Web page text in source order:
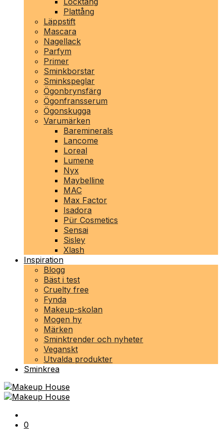
Plattång
Läppstift
Mascara
Nagellack
Parfym
Primer
Sminkborstar
Sminkspeglar
Ögonbrynsfärg
Ögonfransserum
Ögonskugga
Varumärken
Bareminerals
Lancome
Loreal
Lumene
Nyx
Maybelline
MAC
Max Factor
Isadora
Pür Cosmetics
Sensai
Sisley
Xlash
Inspiration
Blogg
Bäst i test
Cruelty free
Fynda
Makeup-skolan
Mogen hy
Märken
Sminktrender och nyheter
Veganskt
Utvalda produkter
Sminkrea
0